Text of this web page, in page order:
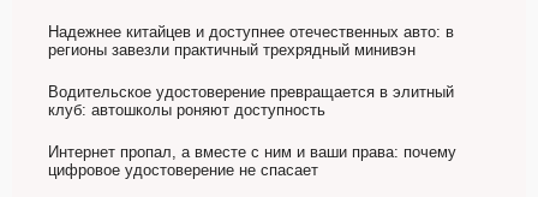
Надежнее китайцев и доступнее отечественных авто: в
регионы завезли практичный трехрядный минивэн
Водительское удостоверение превращается в элитный
клуб: автошколы роняют доступность
Интернет пропал, а вместе с ним и ваши права: почему
цифровое удостоверение не спасает